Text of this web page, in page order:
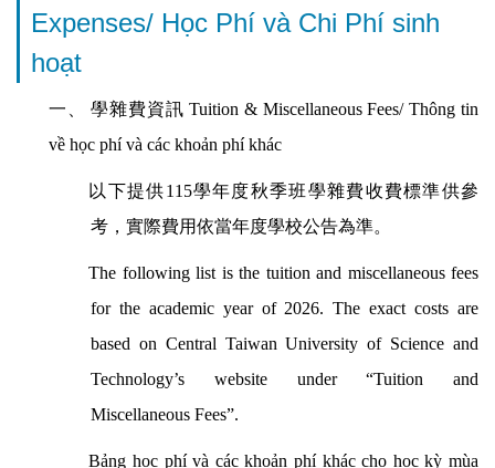
Expenses/ Học Phí và Chi Phí sinh
hoạt
一、 學雜費資訊 Tuition & Miscellaneous Fees/ Thông tin
về học phí và các khoản phí khác
以下提供115學年度秋季班學雜費收費標準供參
考，實際費用依當年度學校公告為準。
The following list is the tuition and miscellaneous fees
for the academic year of 2026. The exact costs are
based on Central Taiwan University of Science and
Technology’s website under “Tuition and
Miscellaneous Fees”.
Bảng học phí và các khoản phí khác cho học kỳ mùa